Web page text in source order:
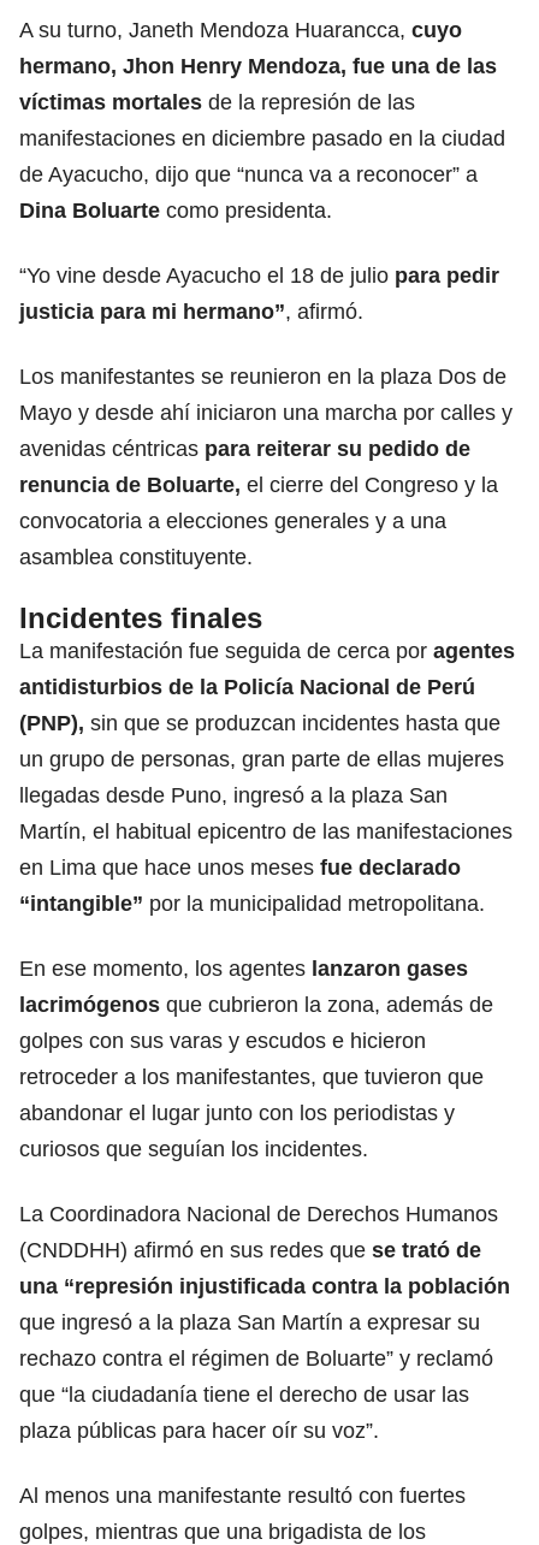
A su turno, Janeth Mendoza Huarancca, cuyo
hermano, Jhon Henry Mendoza, fue una de las
víctimas mortales de la represión de las
manifestaciones en diciembre pasado en la ciudad
de Ayacucho, dijo que “nunca va a reconocer” a
Dina Boluarte como presidenta.
“Yo vine desde Ayacucho el 18 de julio para pedir
justicia para mi hermano”, afirmó.
Los manifestantes se reunieron en la plaza Dos de
Mayo y desde ahí iniciaron una marcha por calles y
avenidas céntricas para reiterar su pedido de
renuncia de Boluarte, el cierre del Congreso y la
convocatoria a elecciones generales y a una
asamblea constituyente.
Incidentes finales
La manifestación fue seguida de cerca por agentes
antidisturbios de la Policía Nacional de Perú
(PNP), sin que se produzcan incidentes hasta que
un grupo de personas, gran parte de ellas mujeres
llegadas desde Puno, ingresó a la plaza San
Martín, el habitual epicentro de las manifestaciones
en Lima que hace unos meses fue declarado
“intangible” por la municipalidad metropolitana.
En ese momento, los agentes lanzaron gases
lacrimógenos que cubrieron la zona, además de
golpes con sus varas y escudos e hicieron
retroceder a los manifestantes, que tuvieron que
abandonar el lugar junto con los periodistas y
curiosos que seguían los incidentes.
La Coordinadora Nacional de Derechos Humanos
(CNDDHH) afirmó en sus redes que se trató de
una “represión injustificada contra la población
que ingresó a la plaza San Martín a expresar su
rechazo contra el régimen de Boluarte” y reclamó
que “la ciudadanía tiene el derecho de usar las
plaza públicas para hacer oír su voz”.
Al menos una manifestante resultó con fuertes
golpes, mientras que una brigadista de los